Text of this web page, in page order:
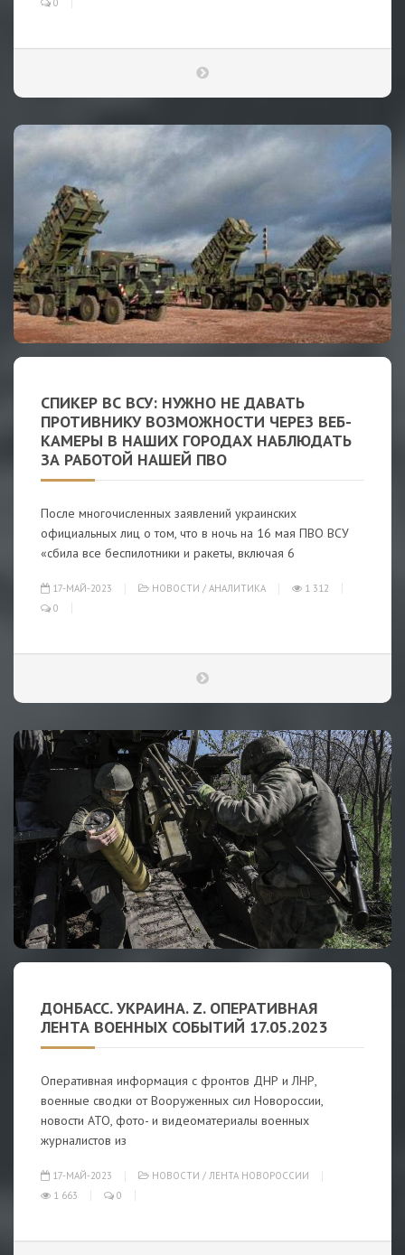
0
СПИКЕР ВС ВСУ: НУЖНО НЕ ДАВАТЬ
ПРОТИВНИКУ ВОЗМОЖНОСТИ ЧЕРЕЗ ВЕБ-
КАМЕРЫ В НАШИХ ГОРОДАХ НАБЛЮДАТЬ
ЗА РАБОТОЙ НАШЕЙ ПВО
После многочисленных заявлений украинских
официальных лиц о том, что в ночь на 16 мая ПВО ВСУ
«сбила все беспилотники и ракеты, включая 6
17-МАЙ-2023 НОВОСТИ / АНАЛИТИКА
1 312
0
ДОНБАСС. УКРАИНА. Z. ОПЕРАТИВНАЯ
ЛЕНТА ВОЕННЫХ СОБЫТИЙ 17.05.2023
Оперативная информация с фронтов ДНР и ЛНР,
военные сводки от Вооруженных сил Новороссии,
новости АТО, фото- и видеоматериалы военных
журналистов из
17-МАЙ-2023 НОВОСТИ / ЛЕНТА НОВОРОССИИ
1 663
0